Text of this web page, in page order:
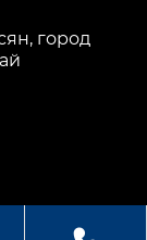
город